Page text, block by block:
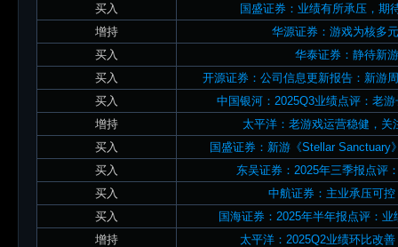
买入
国盛证券：业绩有所承压，期
增持
华源证券：游戏为核多
买入
华泰证券：静待新
买入
开源证券：公司信息更新报告：新游
买入
中国银河：2025Q3业绩点评：老
增持
太平洋：老游戏运营稳健，
买入
国盛证券：新游《Stellar Sanctuary
买入
东吴证券：2025年三季报点评
买入
中航证券：主业承压可
买入
国海证券：2025年半年报点评：
增持
太平洋：2025Q2业绩环比改